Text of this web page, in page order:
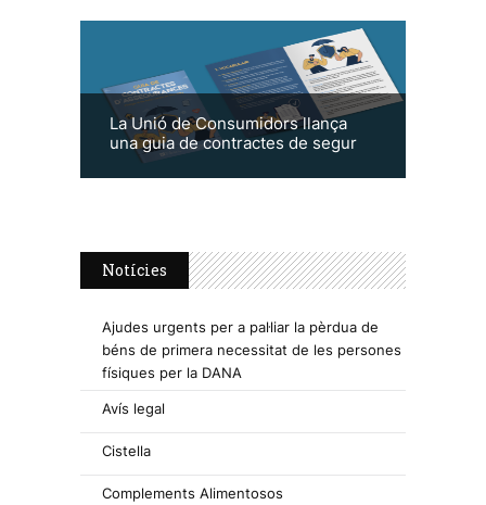
La Unió de Consumidors llança
una guia de contractes de segur
Notícies
Ajudes urgents per a pal·liar la pèrdua de
béns de primera necessitat de les persones
físiques per la DANA
Avís legal
Cistella
Complements Alimentosos